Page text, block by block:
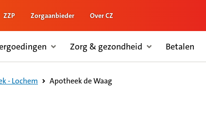
ZZP Zorgaanbieder Over CZ
Zorg & gezondheid Betalen
- Lochem Apotheek de Waag